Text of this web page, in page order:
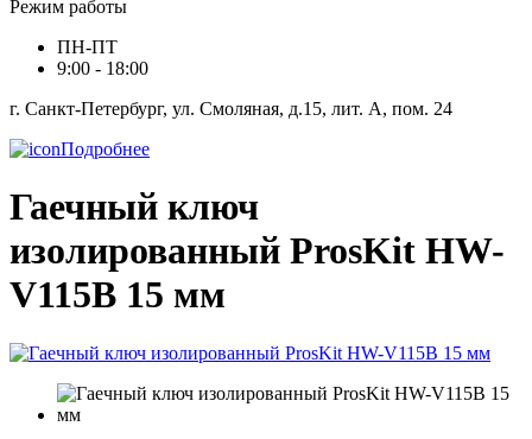
Режим работы
ПН-ПТ
9:00 - 18:00
г. Санкт-Петербург, ул. Смоляная, д.15, лит. А, пом. 24
Подробнее
Гаечный ключ
изолированный ProsKit HW-
V115B 15 мм